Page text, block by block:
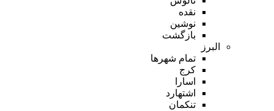
نقده
نوشین
بازگشت
البرز
تمام شهر‌ها
کرج
اسارا
اشتهارد
تنکمان